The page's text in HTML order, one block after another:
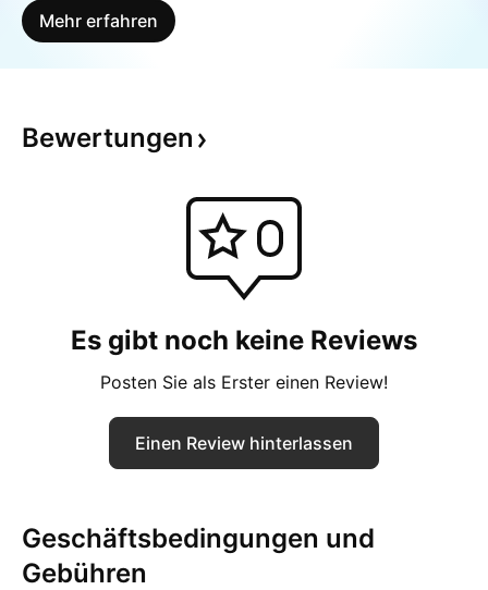
Mehr erfahren
Bewertungen
Es gibt noch keine Reviews
Posten Sie als Erster einen Review!
Einen Review hinterlassen
Geschäftsbedingungen und
Gebühren